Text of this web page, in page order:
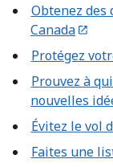
Obtenez
Canada
Protégez
Prouvez à
nouvelles
Évitez le vol
Faites une